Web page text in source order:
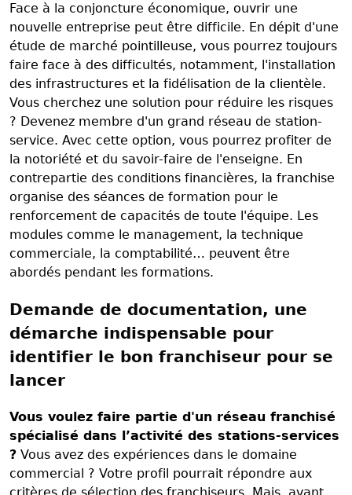
Face à la conjoncture économique, ouvrir une
nouvelle entreprise peut être difficile. En dépit d'une
étude de marché pointilleuse, vous pourrez toujours
faire face à des difficultés, notamment, l'installation
des infrastructures et la fidélisation de la clientèle.
Vous cherchez une solution pour réduire les risques
? Devenez membre d'un grand réseau de station-
service. Avec cette option, vous pourrez profiter de
la notoriété et du savoir-faire de l'enseigne. En
contrepartie des conditions financières, la franchise
organise des séances de formation pour le
renforcement de capacités de toute l'équipe. Les
modules comme le management, la technique
commerciale, la comptabilité… peuvent être
abordés pendant les formations.
Demande de documentation, une
démarche indispensable pour
identifier le bon franchiseur pour se
lancer
Vous voulez faire partie d'un réseau franchisé
spécialisé dans l’activité des stations-services
? Vous avez des expériences dans le domaine
commercial ? Votre profil pourrait répondre aux